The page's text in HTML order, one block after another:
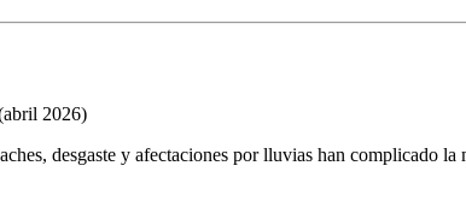
2026)
desgaste y afectaciones por lluvias han complicado